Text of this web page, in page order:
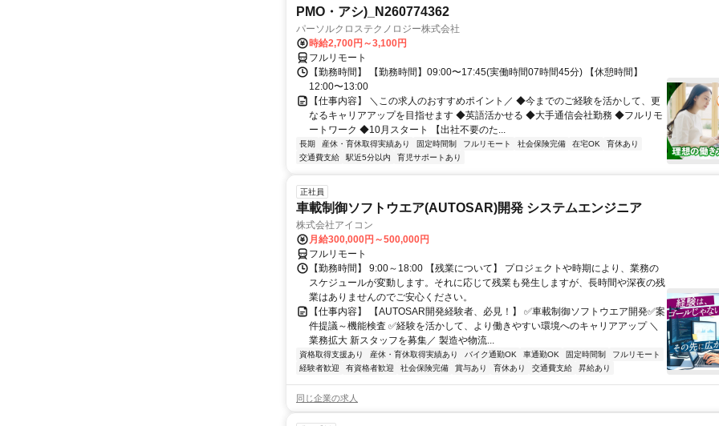
PMO・アシ)_N260774362
パーソルクロステクノロジー株式会社
時給2,700円～3,100円
フルリモート
【勤務時間】 【勤務時間】09:00〜17:45(実働時間07時間45分) 【休憩時間】
12:00〜13:00
【仕事内容】 ＼この求人のおすすめポイント／ ◆今までのご経験を活かして、更
なるキャリアアップを目指せます ◆英語活かせる ◆大手通信会社勤務 ◆フルリモ
ートワーク ◆10月スタート 【出社不要のた...
長期 産休・育休取得実績あり 固定時間制 フルリモート 社会保険完備 在宅OK
育休あり
交通費支給
駅近5分以内 育児サポートあり
正社員
車載制御ソフトウエア(AUTOSAR)開発 システムエンジニア
株式会社アイコン
月給300,000円～500,000円
フルリモート
【勤務時間】 9:00～18:00 【残業について】 プロジェクトや時期により、業務の
スケジュールが変動します。それに応じて残業も発生しますが、長時間や深夜の残
業はありませんのでご安心ください。
【仕事内容】 【AUTOSAR開発経験者、必見！】 ✅車載制御ソフトウエア開発✅案
件提議～機能検査 ✅経験を活かして、より働きやすい環境へのキャリアアップ ＼
業務拡大 新スタッフを募集／ 製造や物流...
資格取得支援あり 産休・育休取得実績あり バイク通勤OK 車通勤OK 固定時間制
フルリモート
経験者歓迎
有資格者歓迎 社会保険完備 賞与あり 育休あり 交通費支給 昇給あり
同じ企業の求人